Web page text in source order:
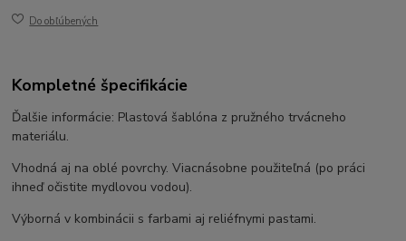
Do obľúbených
Kompletné špecifikácie
Ďalšie informácie: Plastová šablóna z pružného trvácneho
materiálu.
Vhodná aj na oblé povrchy. Viacnásobne použiteľná (po práci
ihneď očistite mydlovou vodou).
Výborná v kombinácii s farbami aj reliéfnymi pastami.